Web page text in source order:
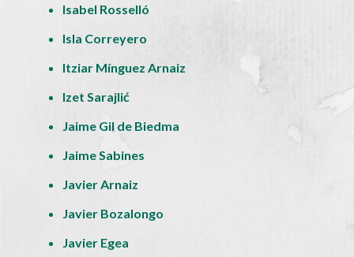
Isabel Rosselló
Isla Correyero
Itziar Mínguez Arnaiz
Izet Sarajlić
Jaime Gil de Biedma
Jaime Sabines
Javier Arnaiz
Javier Bozalongo
Javier Egea